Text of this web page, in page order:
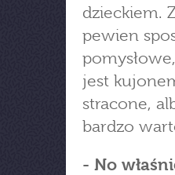
dzieckiem.
pewien
jest
stracone,
bardzo
- No